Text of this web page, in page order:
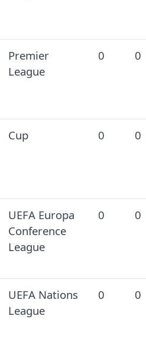
Premier
League
0 0
Cup 0 0
UEFA Europa
Conference
League
0 0
UEFA Nations
League
0 0